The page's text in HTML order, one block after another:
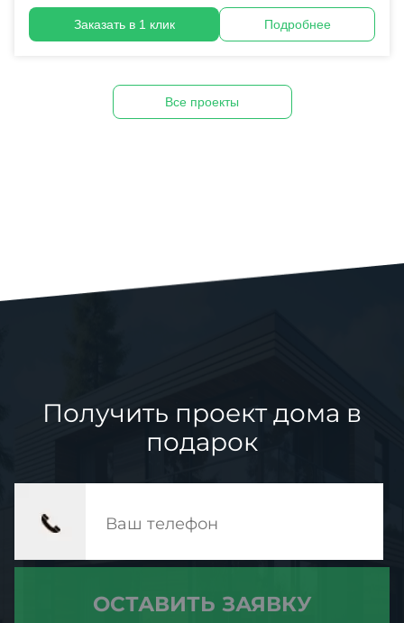
Заказать в 1 клик Подробнее
Все проекты
Получить проект дома в
подарок